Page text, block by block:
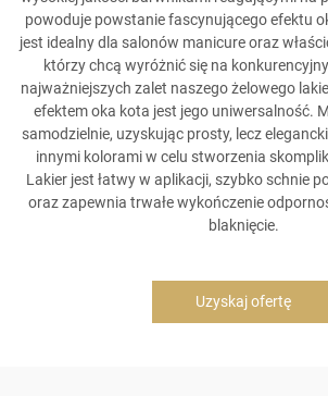
powoduje powstanie fascynującego efektu
jest idealny dla salonów manicure oraz
którzy chcą wyróżnić się na
najważniejszych zalet naszego żelowego
efektem oka kota jest jego uniwersalność.
samodzielnie, uzyskując prosty, lecz
innymi kolorami w celu stworzenia
Lakier jest łatwy w aplikacji, szybko schnie
oraz zapewnia trwałe wykończenie
blaknięcie.
Uzyskaj ofertę